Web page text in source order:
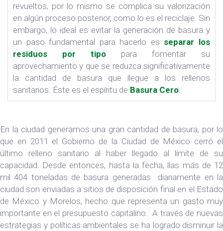
revueltos, por lo mismo se complica su valorización
en algún proceso posterior, como lo es el reciclaje. Sin
embargo, lo ideal es evitar la generación de basura y
un paso fundamental para hacerlo es separar los
residuos por tipo
para fomentar su
aprovechamiento y que se reduzca significativamente
la cantidad de basura que llegue a los rellenos
sanitarios. Éste es el espíritu de Basura Cero.
En la ciudad generamos una gran cantidad de basura, por lo
que en 2011 el Gobierno de la Ciudad de México cerró el
último relleno sanitario al haber llegado al límite de su
capacidad. Desde entonces, hasta la fecha, llas más de 12
mil 404 toneladas de basura generadas diariamente en la
ciudad son enviadas a sitios de disposición final en el Estado
de México y Morelos, hecho que representa un gasto muy
importante en el presupuesto capitalino. A través de nuevas
estrategias y políticas ambientales se ha logrado disminuir la